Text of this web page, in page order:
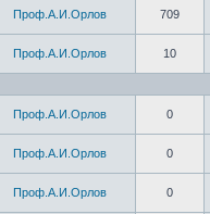
Проф.А.И.Орлов 709
Проф.А.И.Орлов 10
Проф.А.И.Орлов 0
Проф.А.И.Орлов 0
Проф.А.И.Орлов 0